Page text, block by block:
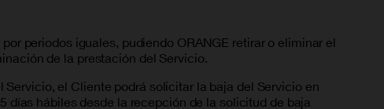
periodos iguales, pudiendo ORANGE retirar o eliminar el
de la prestación del Servicio.
el Cliente podrá solicitar la baja del Servicio en
días hábiles desde la recepción de la solicitud de baja